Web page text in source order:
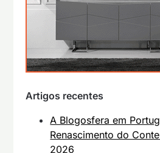
Artigos recentes
A Blogosfera em
Renascimento do
2026